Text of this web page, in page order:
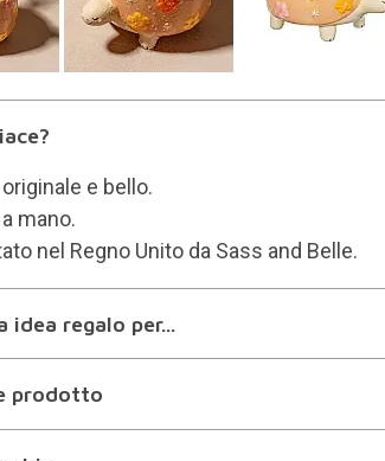
e bello.
mano.
nel Regno Unito da Sass and Belle.
idea regalo per...
prodotto